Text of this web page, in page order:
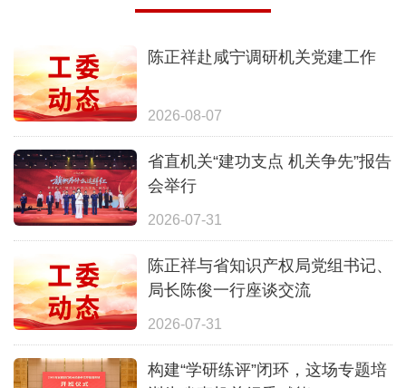
陈正祥赴咸宁调研机关党建工作
2026-08-07
省直机关“建功支点 机关争先”报告
会举行
2026-07-31
陈正祥与省知识产权局党组书记、
局长陈俊一行座谈交流
2026-07-31
构建“学研练评”闭环，这场专题培